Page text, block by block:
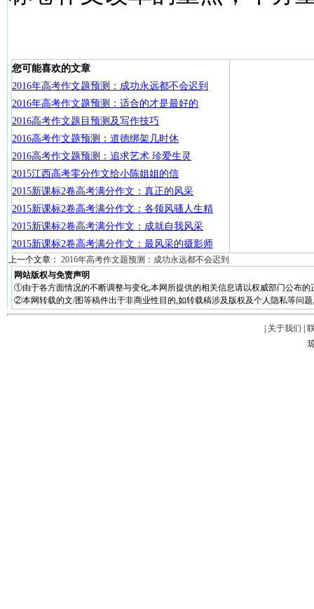
您可能喜欢的文章
2016年高考作文题预测：成功永远都不会迟到
2016年高考作文题预测：适合的才是最好的
2016高考作文题目预测及写作技巧
2016高考作文题预测：道德绑架几时休
2016高考作文题预测：追求艺术 珍爱生灵
2015江西高考零分作文给小陈姐姐的信
2015新课标2卷高考满分作文：真正的风采
2015新课标2卷高考满分作文：各领风骚人生精
2015新课标2卷高考满分作文：成就自我风采
2015新课标2卷高考满分作文：最风采的摄影师
上一个文章： 2016年高考作文题预测：成功永远都不会迟到
网站版权与免责声明
①由于各方面情况的不断调整与变化,本网所提供的相关信息请以权威部门公布的
②本网转载的文/图等稿件出于非商业性目的,如转载稿涉及版权及个人隐私等问题
关于我们